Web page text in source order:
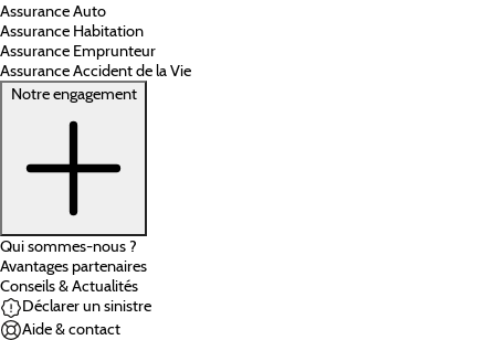
Assurance Auto
Assurance Habitation
Assurance Emprunteur
Assurance Accident de la Vie
Notre engagement
Qui sommes-nous ?
Avantages partenaires
Conseils & Actualités
Déclarer un sinistre
Aide & contact